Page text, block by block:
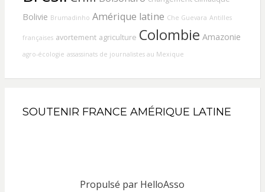
Bolivie Brumadinho Amérique latine Che Guevara Antilles
françaises avortement agriculture Colombie Amazonie
agro-écologie assassinats de journalistes au Mexique
SOUTENIR FRANCE AMÉRIQUE LATINE
Propulsé par HelloAsso